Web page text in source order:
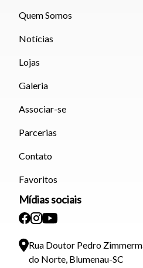
Quem Somos
Notícias
Lojas
Galeria
Associar-se
Parcerias
Contato
Favoritos
Mídias sociais
Rua Doutor Pedro
do Norte, Blumenau-SC